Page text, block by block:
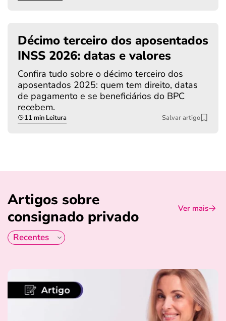
Décimo terceiro dos aposentados
INSS 2026: datas e valores
Confira tudo sobre o décimo terceiro dos
aposentados 2025: quem tem direito, datas
de pagamento e se beneficiários do BPC
recebem.
11 min Leitura Salvar artigo
Artigos sobre
consignado privado
Ver mais